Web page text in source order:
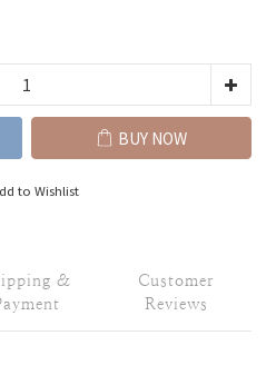
BUY NOW
to Wishlist
&
Customer
Reviews